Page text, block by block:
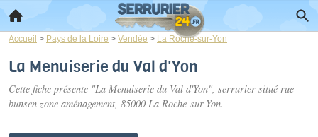
Accueil > Pays de la Loire > Vendée > La Roche-sur-Yon
La Menuiserie du Val d'Yon
Cette fiche présente "La Menuiserie du Val d'Yon", serrurier situé rue
bunsen zone aménagement, 85000 La Roche-sur-Yon.